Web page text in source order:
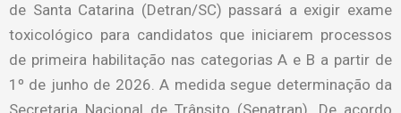
de Santa Catarina (Detran/SC) passará a exigir exame
toxicológico para candidatos que iniciarem processos
de primeira habilitação nas categorias A e B a partir de
1º de junho de 2026. A medida segue determinação da